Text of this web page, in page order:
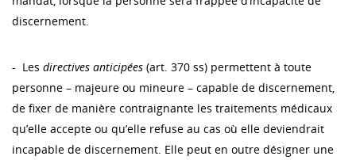
discernement.
- Les directives anticipées (art. 370 ss) permettent à toute
personne – majeure ou mineure – capable de discernement,
de fixer de manière contraignante les traitements médicaux
qu’elle accepte ou qu’elle refuse au cas où elle deviendrait
incapable de discernement. Elle peut en outre désigner une